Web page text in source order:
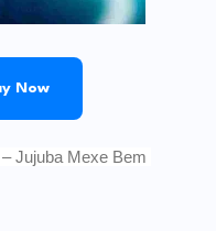
Now
Jujuba Mexe Bem